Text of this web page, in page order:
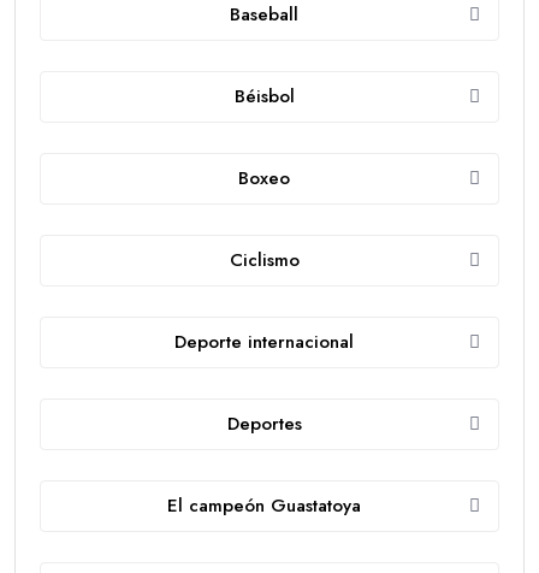
Baseball
Béisbol
Boxeo
Ciclismo
Deporte internacional
Deportes
El campeón Guastatoya